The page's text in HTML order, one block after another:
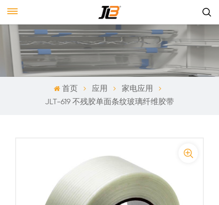
首页 应用
家电应用
JLT-619 不残胶单面条纹玻璃纤维胶带